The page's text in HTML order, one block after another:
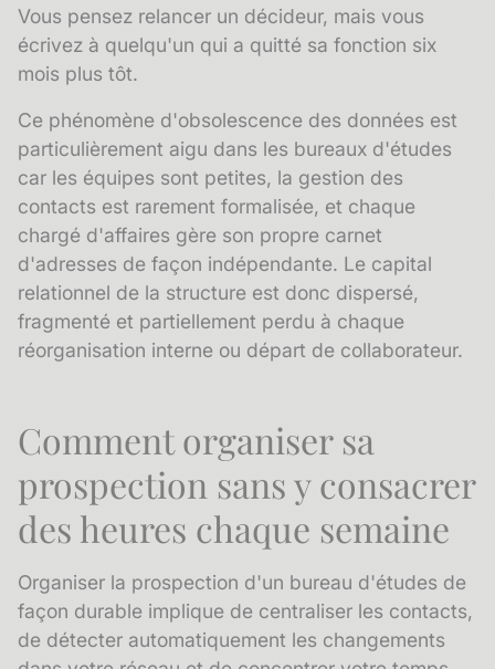
Vous pensez relancer un décideur, mais vous
écrivez à quelqu'un qui a quitté sa fonction six
mois plus tôt.
Ce phénomène d'obsolescence des données est
particulièrement aigu dans les bureaux d'études
car les équipes sont petites, la gestion des
contacts est rarement formalisée, et chaque
chargé d'affaires gère son propre carnet
d'adresses de façon indépendante. Le capital
relationnel de la structure est donc dispersé,
fragmenté et partiellement perdu à chaque
réorganisation interne ou départ de collaborateur.
Comment organiser sa
prospection sans y consacrer
des heures chaque semaine
Organiser la prospection d'un bureau d'études de
façon durable implique de centraliser les contacts,
de détecter automatiquement les changements